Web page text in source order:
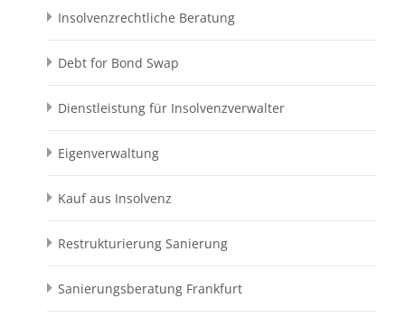
Insolvenzrechtliche Beratung
Debt for Bond Swap
Dienstleistung für Insolvenzverwalter
Eigenverwaltung
Kauf aus Insolvenz
Restrukturierung Sanierung
Sanierungsberatung Frankfurt